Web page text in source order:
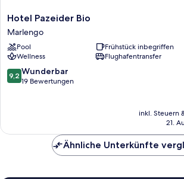
Hotel
Pazeider
Bio
Marlengo
Hotel Pazeider Bio
Marlengo
Pool
Frühstück inbegriffen
Wellness
Flughafentransfer
9.2
von
9,2 Wunderbar
19 Bewertungen
inkl. Steuern
21.
Ähnliche Unterkünfte